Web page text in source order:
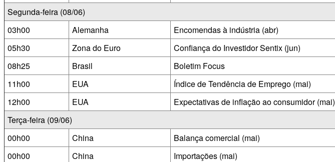
Segunda-feira (08/06)
03h00
Alemanha Encomendas à indústria (abr)
05h30
Zona do Euro Confiança do Investidor Sentix (jun)
08h25
Brasil Boletim Focus
11h00
EUA Índice de Tendência de Emprego (mai)
12h00
EUA Expectativas de inflação ao consumidor (mai)
Terça-feira (09/06)
00h00
China Balança comercial (mai)
00h00
China Importações (mai)